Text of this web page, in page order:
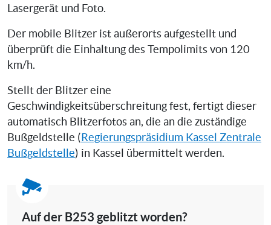
Lasergerät und Foto.
Der mobile Blitzer ist außerorts aufgestellt und
überprüft die Einhaltung des Tempolimits von 120
km/h.
Stellt der Blitzer eine
Geschwindigkeitsüberschreitung fest, fertigt dieser
automatisch Blitzerfotos an, die an die zuständige
Bußgeldstelle ( Regierungspräsidium Kassel Zentrale
Bußgeldstelle) in Kassel übermittelt werden.
Auf der B253 geblitzt worden?